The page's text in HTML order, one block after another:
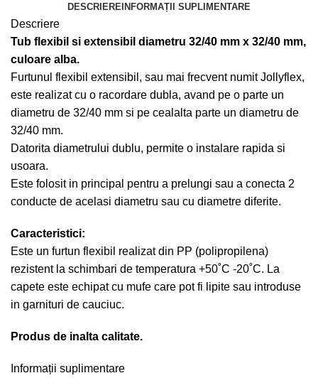
DESCRIEREINFORMAȚII SUPLIMENTARE
Descriere
Tub flexibil si extensibil diametru 32/40 mm x 32/40 mm,
culoare alba.
Furtunul flexibil extensibil, sau mai frecvent numit Jollyflex,
este realizat cu o racordare dubla, avand pe o parte un
diametru de 32/40 mm si pe cealalta parte un diametru de
32/40 mm.
Datorita diametrului dublu, permite o instalare rapida si
usoara.
Este folosit in principal pentru a prelungi sau a conecta 2
conducte de acelasi diametru sau cu diametre diferite.
Caracteristici:
Este un furtun flexibil realizat din PP (polipropilena)
rezistent la schimbari de temperatura +50˚C -20˚C. La
capete este echipat cu mufe care pot fi lipite sau introduse
in garnituri de cauciuc.
Produs de inalta calitate.
Informații suplimentare